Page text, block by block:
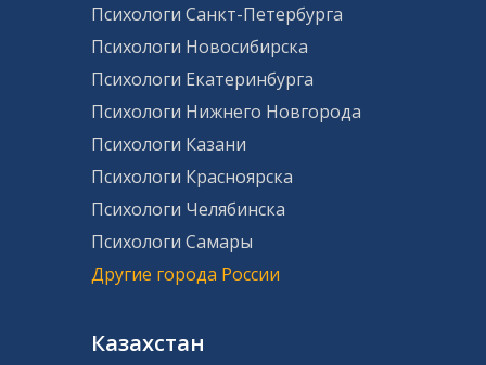
Психологи Санкт-Петербурга
Психологи Новосибирска
Психологи Екатеринбурга
Психологи Нижнего Новгорода
Психологи Казани
Психологи Красноярска
Психологи Челябинска
Психологи Самары
Другие города России
Казахстан